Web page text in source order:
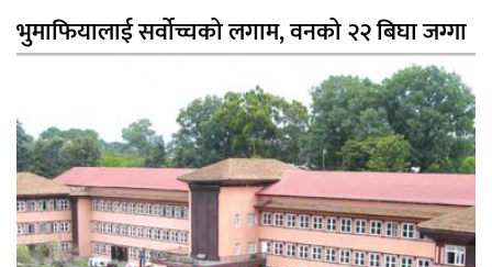
भुमाफियालाई सर्वोच्चको लगाम, वनको २२ बिघा जग्गा